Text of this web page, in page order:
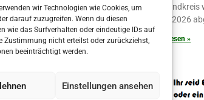
wir Technologien wie Cookies, um
darauf zuzugreifen. Wenn du diesen
wie das Surfverhalten oder eindeutige IDs auf
Zustimmung nicht erteilst oder zurückziehst,
beeinträchtigt werden.
Einstellungen ansehen
Gemeinde Heinsdorfergrund
Gemeindeverwaltung
01.01.2026
Weiterlesen »